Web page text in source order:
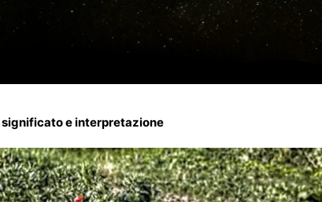
significato e interpretazione